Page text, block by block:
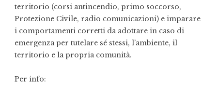
territorio (corsi antincendio, primo soccorso,
Protezione Civile, radio comunicazioni) e imparare
i comportamenti corretti da adottare in caso di
emergenza per tutelare sé stessi, l’ambiente, il
territorio e la propria comunità.
Per info: